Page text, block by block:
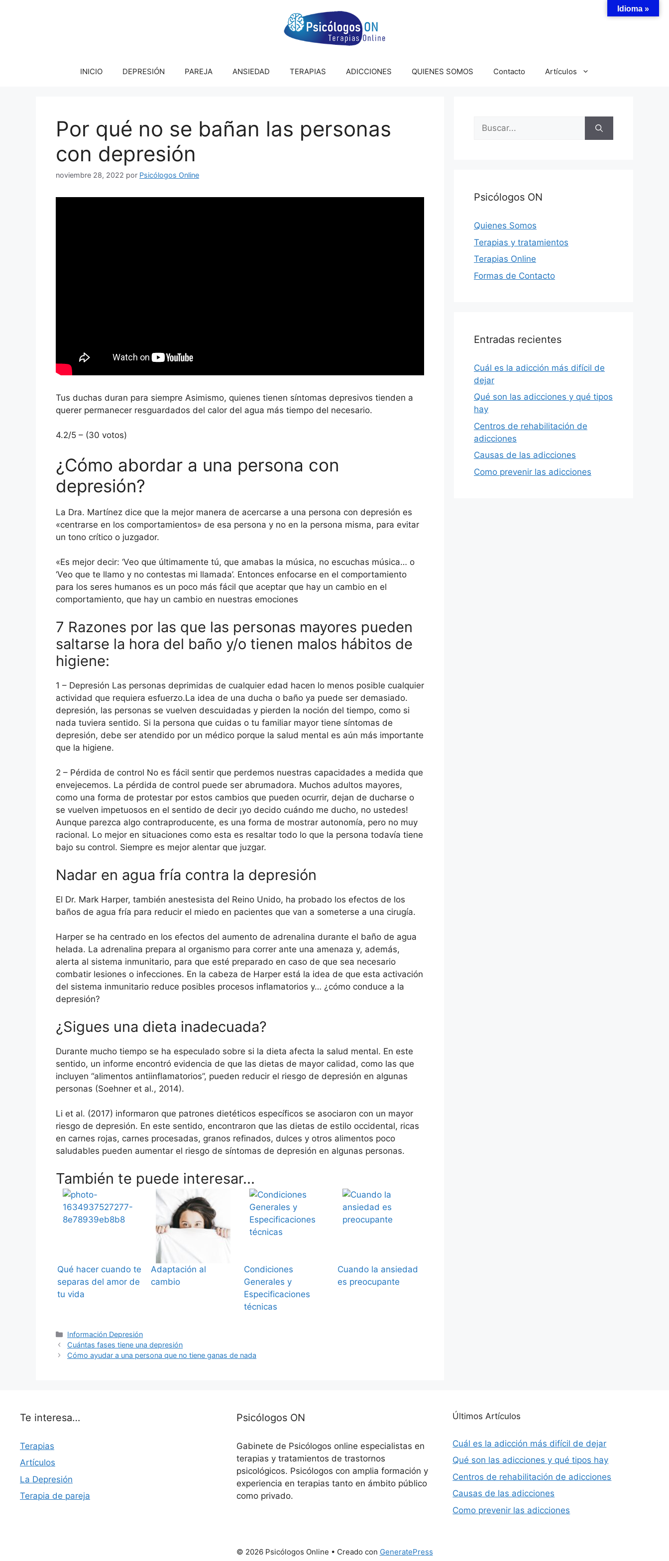
INICIO DEPRESIÓN PAREJA ANSIEDAD TERAPIAS ADICCIONES QUIENES SOMOS Contacto Artículos
Por qué no se bañan las personas
con depresión
noviembre 28, 2022 por Psicólogos Online
Tus duchas duran para siempre Asimismo, quienes tienen síntomas depresivos tienden a
querer permanecer resguardados del calor del agua más tiempo del necesario.
4.2/5 – (30 votos)
¿Cómo abordar a una persona con
depresión?
La Dra. Martínez dice que la mejor manera de acercarse a una persona con depresión es
«centrarse en los comportamientos» de esa persona y no en la persona misma, para evitar
un tono crítico o juzgador.
«Es mejor decir: ‘Veo que últimamente tú, que amabas la música, no escuchas música… o
‘Veo que te llamo y no contestas mi llamada’. Entonces enfocarse en el comportamiento
para los seres humanos es un poco más fácil que aceptar que hay un cambio en el
comportamiento, que hay un cambio en nuestras emociones
7 Razones por las que las personas mayores pueden
saltarse la hora del baño y/o tienen malos hábitos de
higiene:
1 – Depresión Las personas deprimidas de cualquier edad hacen lo menos posible cualquier
actividad que requiera esfuerzo.La idea de una ducha o baño ya puede ser demasiado.
depresión, las personas se vuelven descuidadas y pierden la noción del tiempo, como si
nada tuviera sentido. Si la persona que cuidas o tu familiar mayor tiene síntomas de
depresión, debe ser atendido por un médico porque la salud mental es aún más importante
que la higiene.
2 – Pérdida de control No es fácil sentir que perdemos nuestras capacidades a medida que
envejecemos. La pérdida de control puede ser abrumadora. Muchos adultos mayores,
como una forma de protestar por estos cambios que pueden ocurrir, dejan de ducharse o
se vuelven impetuosos en el sentido de decir ¡yo decido cuándo me ducho, no ustedes!
Aunque parezca algo contraproducente, es una forma de mostrar autonomía, pero no muy
racional. Lo mejor en situaciones como esta es resaltar todo lo que la persona todavía tiene
bajo su control. Siempre es mejor alentar que juzgar.
Nadar en agua fría contra la depresión
El Dr. Mark Harper, también anestesista del Reino Unido, ha probado los efectos de los
baños de agua fría para reducir el miedo en pacientes que van a someterse a una cirugía.
Harper se ha centrado en los efectos del aumento de adrenalina durante el baño de agua
helada. La adrenalina prepara al organismo para correr ante una amenaza y, además,
alerta al sistema inmunitario, para que esté preparado en caso de que sea necesario
combatir lesiones o infecciones. En la cabeza de Harper está la idea de que esta activación
del sistema inmunitario reduce posibles procesos inflamatorios y… ¿cómo conduce a la
depresión?
¿Sigues una dieta inadecuada?
Durante mucho tiempo se ha especulado sobre si la dieta afecta la salud mental. En este
sentido, un informe encontró evidencia de que las dietas de mayor calidad, como las que
incluyen “alimentos antiinflamatorios”, pueden reducir el riesgo de depresión en algunas
personas (Soehner et al., 2014).
Li et al. (2017) informaron que patrones dietéticos específicos se asociaron con un mayor
riesgo de depresión. En este sentido, encontraron que las dietas de estilo occidental, ricas
en carnes rojas, carnes procesadas, granos refinados, dulces y otros alimentos poco
saludables pueden aumentar el riesgo de síntomas de depresión en algunas personas.
También te puede interesar...
Qué hacer cuando te
separas del amor de
tu vida
Adaptación al
cambio
Condiciones
Generales y
Especificaciones
técnicas
Cuando la ansiedad
es preocupante
Categorías
Información Depresión
Cuántas fases tiene una depresión
Cómo ayudar a una persona que no tiene ganas de nada
Buscar:
Psicólogos ON
Quienes Somos
Terapias y tratamientos
Terapias Online
Formas de Contacto
Entradas recientes
Cuál es la adicción más difícil de
dejar
Qué son las adicciones y qué tipos
hay
Centros de rehabilitación de
adicciones
Causas de las adicciones
Como prevenir las adicciones
Te interesa…
Terapias
Artículos
La Depresión
Terapia de pareja
Psicólogos ON
Gabinete de Psicólogos online especialistas en
terapias y tratamientos de trastornos
psicológicos. Psicólogos con amplia formación y
experiencia en terapias tanto en ámbito público
como privado.
Últimos Artículos
Cuál es la adicción más difícil de dejar
Qué son las adicciones y qué tipos hay
Centros de rehabilitación de adicciones
Causas de las adicciones
Como prevenir las adicciones
© 2026 Psicólogos Online • Creado con GeneratePress
Idioma »